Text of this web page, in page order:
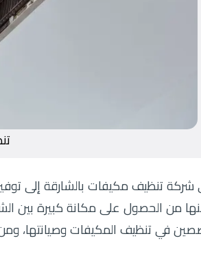
تنظيف مكيفات بالشارقة إلى
من الحصول على مكانة كبيرة بين
في تنظيف المكيفات وصيانتها، ومن